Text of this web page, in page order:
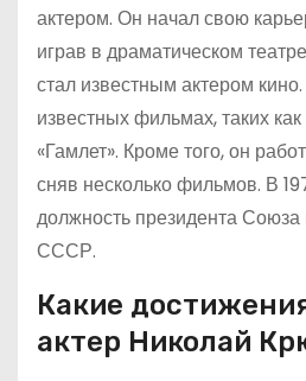
актером. Он начал свою
играв в драматическом
стал известным актером
известных фильмах, таких
«Гамлет». Кроме того, он
сняв несколько фильмов. В
должность президента
СССР.
Какие
актер Николай